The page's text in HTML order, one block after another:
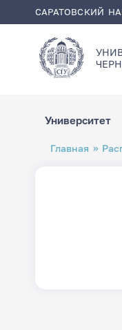
САРАТОВСКИЙ
Университет
Строка
навигации
Главная